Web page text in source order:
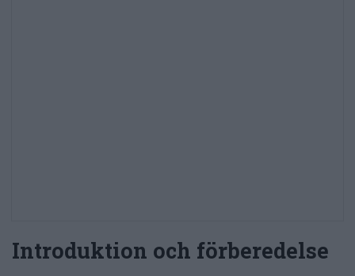
Introduktion och förberedelse